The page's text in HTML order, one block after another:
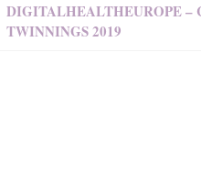
DIGITALHEALTHEUROPE –
TWINNINGS 2019